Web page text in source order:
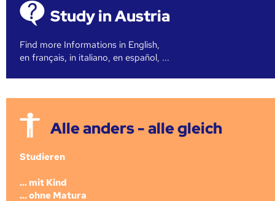
Study in Austria
Find more Informations in English,
en français, in italiano, en español, ...
Alle anders - alle gleich
Studieren
... mit Kind
... ohne Matura